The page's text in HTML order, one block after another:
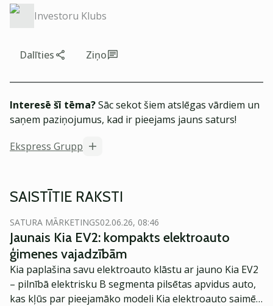
Investoru Klubs
Dalīties Ziņo
Interesē šī tēma?Sāc sekot šiem atslēgas vārdiem un
saņem paziņojumus, kad ir pieejams jauns saturs!
Ekspress Grupp
SAISTĪTIE RAKSTI
SATURA MĀRKETINGS02.06.26, 08:46
Jaunais Kia EV2: kompakts elektroauto
ģimenes vajadzībām
Kia paplašina savu elektroauto klāstu ar jauno Kia EV2
– pilnībā elektrisku B segmenta pilsētas apvidus auto,
kas kļūs par pieejamāko modeli Kia elektroauto saimē